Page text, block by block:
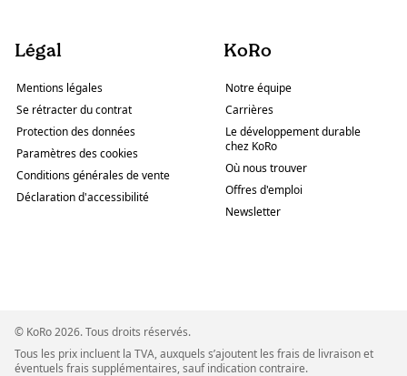
Légal
Mentions légales
Se rétracter du contrat
Protection des données
Paramètres des cookies
Conditions générales de vente
Déclaration d'accessibilité
KoRo
Notre équipe
Carrières
Le développement durable
chez KoRo
Où nous trouver
Offres d'emploi
Newsletter
© KoRo 2026. Tous droits réservés.
Tous les prix incluent la TVA, auxquels s’ajoutent les frais de livraison et
éventuels frais supplémentaires, sauf indication contraire.